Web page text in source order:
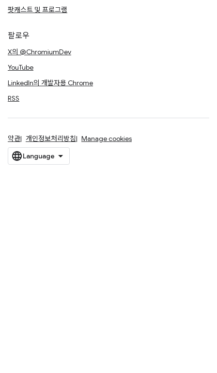
팟캐스트 및 프로그램
팔로우
X의 @ChromiumDev
YouTube
LinkedIn의 개발자용 Chrome
RSS
약관 개인정보처리방침 Manage cookies